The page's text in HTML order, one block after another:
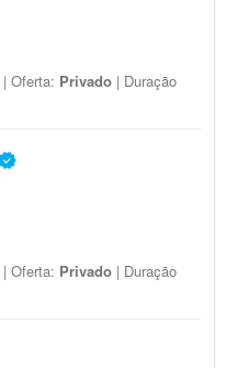
| Oferta: Privado | Duração
| Oferta: Privado | Duração